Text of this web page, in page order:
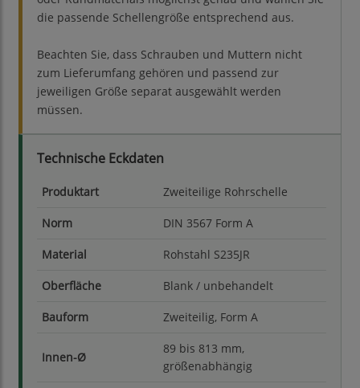
die passende Schellengröße entsprechend aus.
Beachten Sie, dass Schrauben und Muttern nicht
zum Lieferumfang gehören und passend zur
jeweiligen Größe separat ausgewählt werden
müssen.
Technische Eckdaten
Produktart Zweiteilige Rohrschelle
Norm DIN 3567 Form A
Material Rohstahl S235JR
Oberfläche Blank / unbehandelt
Bauform Zweiteilig, Form A
Innen-Ø
89 bis 813 mm,
größenabhängig